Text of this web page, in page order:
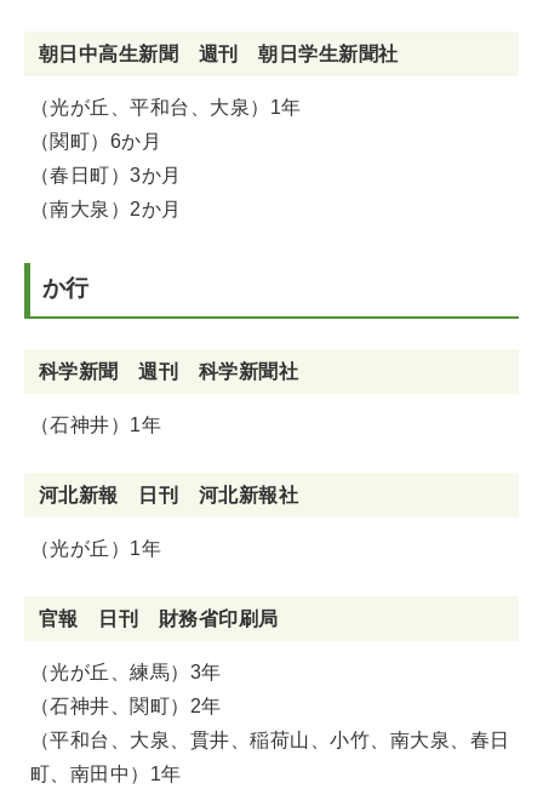
朝日中高生新聞 週刊 朝日学生新聞社
（光が丘、平和台、大泉）1年
（関町）6か月
（春日町）3か月
（南大泉）2か月
か行
科学新聞 週刊 科学新聞社
（石神井）1年
河北新報 日刊 河北新報社
（光が丘）1年
官報 日刊 財務省印刷局
（光が丘、練馬）3年
（石神井、関町）2年
（平和台、大泉、貫井、稲荷山、小竹、南大泉、春日
町、南田中）1年